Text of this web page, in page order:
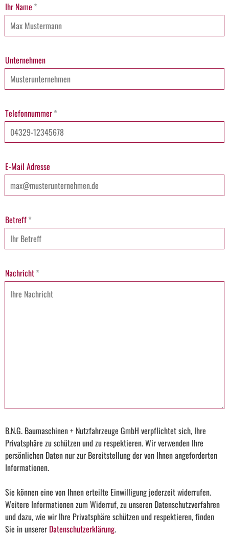
Ihr Name *
Unternehmen
Telefonnummer*
E-Mail Adresse
Betreff*
Nachricht*
B.N.G. Baumaschinen + Nutzfahrzeuge GmbH verpflichtet sich, Ihre
Privatsphäre zu schützen und zu respektieren. Wir verwenden Ihre
persönlichen Daten nur zur Bereitstellung der von Ihnen angeforderten
Informationen.
Sie können eine von Ihnen erteilte Einwilligung jederzeit widerrufen.
Weitere Informationen zum Widerruf, zu unseren Datenschutzverfahren
und dazu, wie wir Ihre Privatsphäre schützen und respektieren, finden
Sie in unserer Datenschutzerklärung.